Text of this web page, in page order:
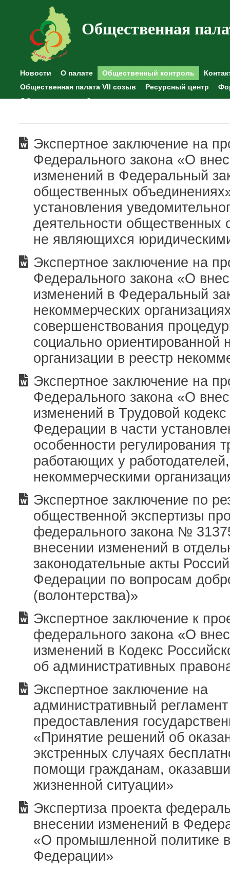
Общественная
Новости О палате Общественный контроль
Общественная палата VII созыв
Ресурсный центр
Общественные наблюдения
Экспертное заключение на
Федерального закона «О
изменений в Федеральный
общественных
установления
деятельности общественных
не являющихся
Экспертное заключение на
Федерального закона «О
изменений в Федеральный
некоммерческих
совершенствования
социально ориентированной
организации в реестр
Экспертное заключение на
Федерального закона «О
изменений в Трудовой
Федерации в части
особенности регулирования
работающих у
некоммерческими
Экспертное заключение по
общественной экспертизы
федерального закона №
внесении изменений в
законодательные акты
Федерации по вопросам
(волонтерства)»
Экспертное заключение к
федерального закона «О
изменений в Кодекс
об административных
Экспертное заключение на
административный регламент
предоставления
«Принятие решений об
экстренных случаях
помощи гражданам,
жизненной ситуации»
Экспертиза проекта
внесении изменений в
«О промышленной политике
Федерации»